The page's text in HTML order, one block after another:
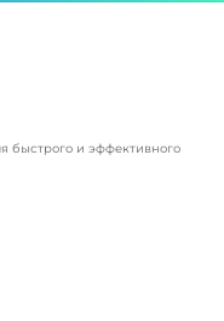
быстрого и эффективного